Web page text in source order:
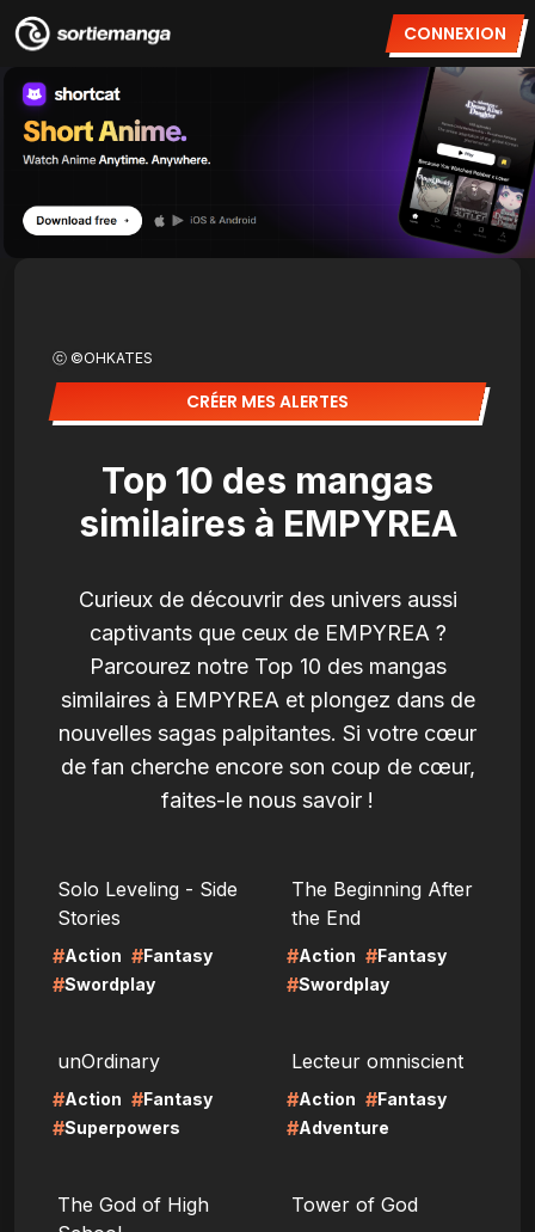
CONNEXION
ⓒ ©OHKATES
CRÉER MES ALERTES
Top 10 des mangas
similaires à EMPYREA
Curieux de découvrir des univers aussi
captivants que ceux de EMPYREA ?
Parcourez notre Top 10 des mangas
similaires à EMPYREA et plongez dans de
nouvelles sagas palpitantes. Si votre cœur
de fan cherche encore son coup de cœur,
faites-le nous savoir !
Solo Leveling - Side
Stories
#Action #Fantasy
#Swordplay
The Beginning After
the End
#Action #Fantasy
#Swordplay
unOrdinary
#Action #Fantasy
#Superpowers
Lecteur omniscient
#Action #Fantasy
#Adventure
The God of High
Tower of God